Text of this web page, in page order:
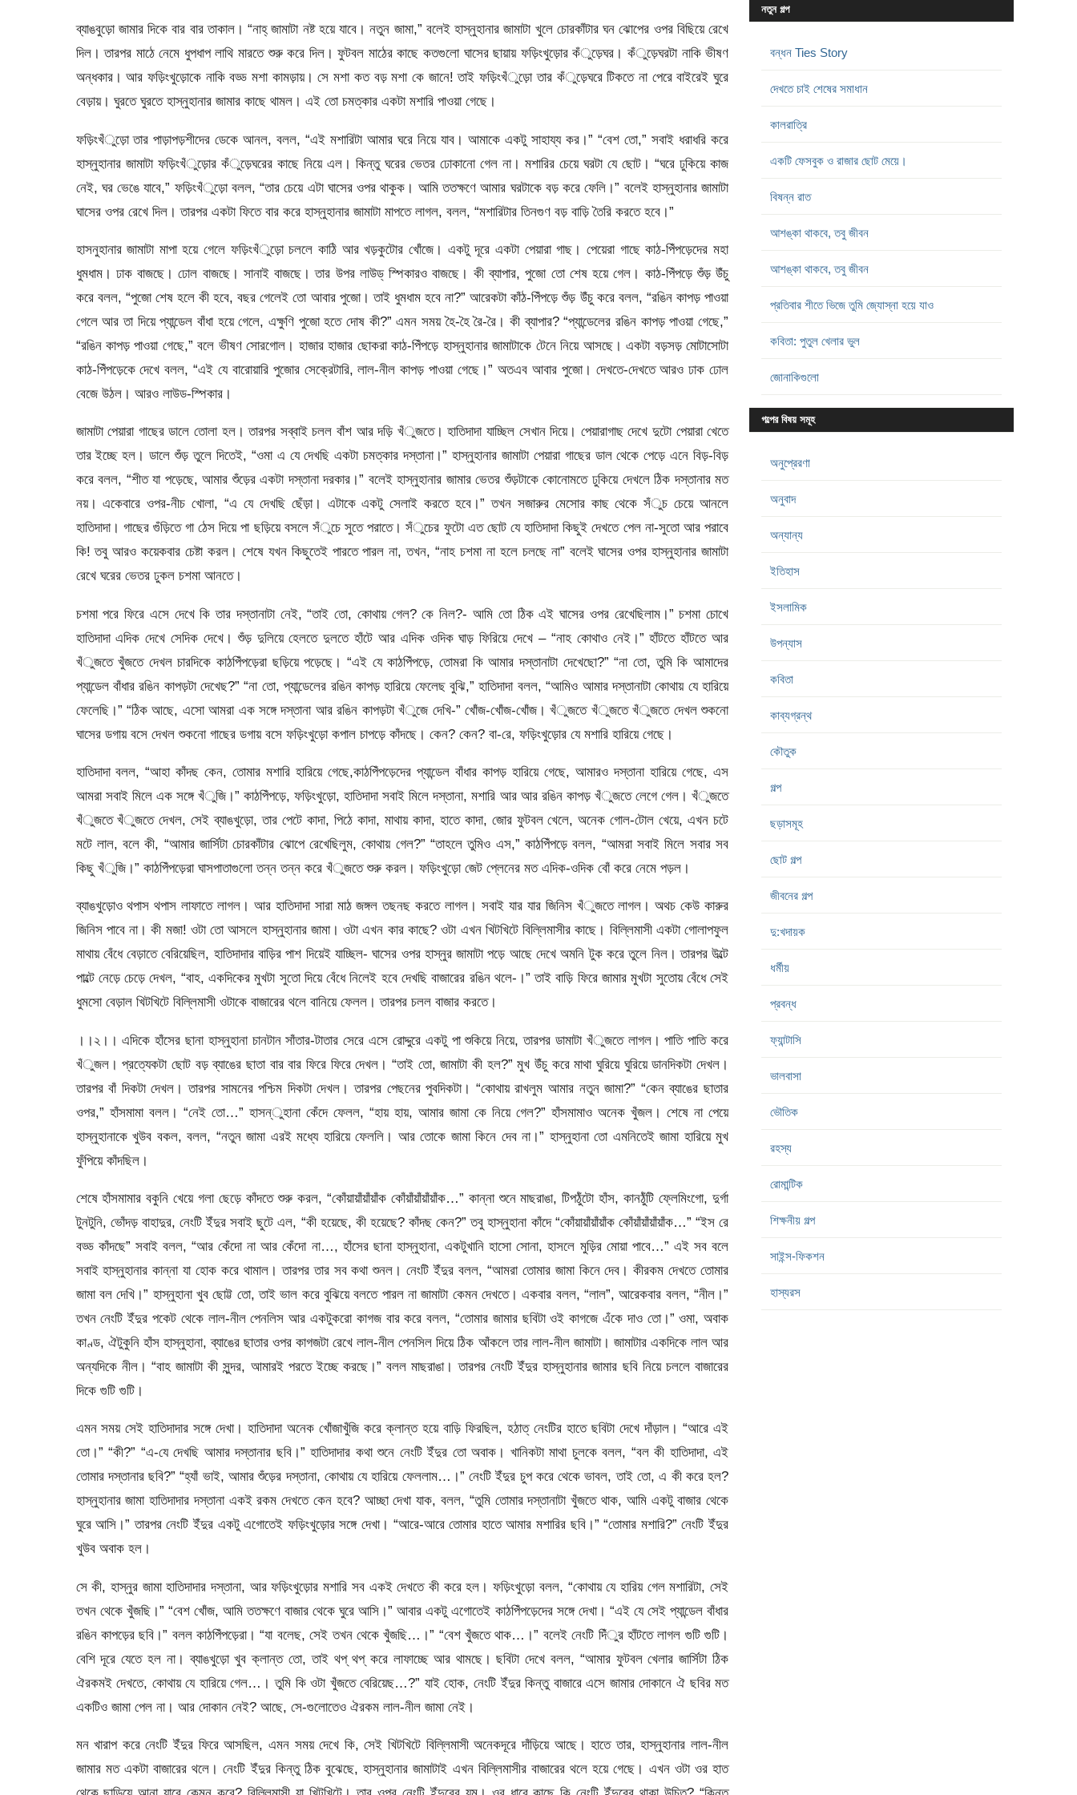
ব্যাঙবুড়ো জামার দিকে বার বার তাকাল। “নাহ্ জামাটা নষ্ট হয়ে যাবে। নতুন জামা,” বলেই হাস্নুহানার জামাটা খুলে চোরকাঁটার ঘন ঝোপের ওপর বিছিয়ে রেখে
দিল। তারপর মাঠে নেমে ধুপধাপ লাথি মারতে শুরু করে দিল। ফুটবল মাঠের কাছে কতগুলো ঘাসের ছায়ায় ফড়িংখুড়োর কঁুড়েঘর। কঁুড়েঘরটা নাকি ভীষণ
অন্ধকার। আর ফড়িংখুড়োকে নাকি বড্ড মশা কামড়ায়। সে মশা কত বড় মশা কে জানে! তাই ফড়িংখঁুড়ো তার কঁুড়েঘরে টিকতে না পেরে বাইরেই ঘুরে
বেড়ায়। ঘুরতে ঘুরতে হাস্নুহানার জামার কাছে থামল। এই তো চমত্‌কার একটা মশারি পাওয়া গেছে।
ফড়িংখঁুড়ো তার পাড়াপড়শীদের ডেকে আনল, বলল, “এই মশারিটা আমার ঘরে নিয়ে যাব। আমাকে একটু সাহায্য কর।” “বেশ তো,” সবাই ধরাধরি করে
হাস্নুহানার জামাটা ফড়িংখঁুড়োর কঁুড়েঘরের কাছে নিয়ে এল। কিন্তু ঘরের ভেতর ঢোকানো গেল না। মশারির চেয়ে ঘরটা যে ছোট। “ঘরে ঢুকিয়ে কাজ
নেই, ঘর ভেঙে যাবে,” ফড়িংখঁুড়ো বলল, “তার চেয়ে এটা ঘাসের ওপর থাকুক। আমি ততক্ষণে আমার ঘরটাকে বড় করে ফেলি।” বলেই হাস্নুহানার জামাটা
ঘাসের ওপর রেখে দিল। তারপর একটা ফিতে বার করে হাস্নুহানার জামাটা মাপতে লাগল, বলল, “মশারিটার তিনগুণ বড় বাড়ি তৈরি করতে হবে।”
হাসনুহানার জামাটা মাপা হয়ে গেলে ফড়িংখঁুড়ো চললে কাঠি আর খড়কুটোর খোঁজে। একটু দূরে একটা পেয়ারা গাছ। পেয়েরা গাছে কাঠ-পিঁপড়েদের মহা
ধুমধাম। ঢাক বাজছে। ঢোল বাজছে। সানাই বাজছে। তার উপর লাউড্ স্পিকারও বাজছে। কী ব্যাপার, পুজো তো শেষ হয়ে গেল। কাঠ-পিঁপড়ে শুঁড় উঁচু
করে বলল, “পুজো শেষ হলে কী হবে, বছর গেলেই তো আবার পুজো। তাই ধুমধাম হবে না?” আরেকটা কাঁঠ-পিঁপড়ে শুঁড় উঁচু করে বলল, “রঙিন কাপড় পাওয়া
গেলে আর তা দিয়ে প্যান্ডেল বাঁধা হয়ে গেলে, এক্ষুণি পুজো হতে দোষ কী?” এমন সময় হৈ-হৈ রৈ-রৈ। কী ব্যাপার? “প্যান্ডেলের রঙিন কাপড় পাওয়া গেছে,”
“রঙিন কাপড় পাওয়া গেছে,” বলে ভীষণ সোরগোল। হাজার হাজার ছোকরা কাঠ-পিঁপড়ে হাস্নুহানার জামাটাকে টেনে নিয়ে আসছে। একটা বড়সড় মোটাসোটা
কাঠ-পিঁপড়েকে দেখে বলল, “এই যে বারোয়ারি পুজোর সেক্রেটারি, লাল-নীল কাপড় পাওয়া গেছে।” অতএব আবার পুজো। দেখতে-দেখতে আরও ঢাক ঢোল
বেজে উঠল। আরও লাউড-স্পিকার।
জামাটা পেয়ারা গাছের ডালে তোলা হল। তারপর সব্বাই চলল বাঁশ আর দড়ি খঁুজতে। হাতিদাদা যাচ্ছিল সেখান দিয়ে। পেয়ারাগাছ দেখে দুটো পেয়ারা খেতে
তার ইচ্ছে হল। ডালে শুঁড় তুলে দিতেই, “ওমা এ যে দেখছি একটা চমত্‌কার দস্তানা।” হাস্নুহানার জামাটা পেয়ারা গাছের ডাল থেকে পেড়ে এনে বিড়-বিড়
করে বলল, “শীত যা পড়েছে, আমার শুঁড়ের একটা দস্তানা দরকার।” বলেই হাস্নুহানার জামার ভেতর শুঁড়টাকে কোনোমতে ঢুকিয়ে দেখলে ঠিক দস্তানার মত
নয়। একেবারে ওপর-নীচ খোলা, “এ যে দেখছি ছেঁড়া। এটাকে একটু সেলাই করতে হবে।” তখন সজারুর মেসোর কাছ থেকে সঁুচ চেয়ে আনলে
হাতিদাদা। গাছের গুঁড়িতে গা ঠেস দিয়ে পা ছড়িয়ে বসলে সঁুচে সুতে পরাতে। সঁুচের ফুটো এত ছোট যে হাতিদাদা কিছুই দেখতে পেল না-সুতো আর পরাবে
কি! তবু আরও কয়েকবার চেষ্টা করল। শেষে যখন কিছুতেই পারতে পারল না, তখন, “নাহ চশমা না হলে চলছে না” বলেই ঘাসের ওপর হাস্নুহানার জামাটা
রেখে ঘরের ভেতর ঢুকল চশমা আনতে।
চশমা পরে ফিরে এসে দেখে কি তার দস্তানাটা নেই, “তাই তো, কোথায় গেল? কে নিল?- আমি তো ঠিক এই ঘাসের ওপর রেখেছিলাম।” চশমা চোখে
হাতিদাদা এদিক দেখে সেদিক দেখে। শুঁড় দুলিয়ে হেলতে দুলতে হাঁটে আর এদিক ওদিক ঘাড় ফিরিয়ে দেখে – “নাহ কোথাও নেই।” হাঁটতে হাঁটতে আর
খঁুজতে খুঁজতে দেখল চারদিকে কাঠপিঁপড়েরা ছড়িয়ে পড়েছে। “এই যে কাঠপিঁপড়ে, তোমরা কি আমার দস্তানাটা দেখেছো?” “না তো, তুমি কি আমাদের
প্যান্ডেল বাঁধার রঙিন কাপড়টা দেখেছ?” “না তো, প্যান্ডেলের রঙিন কাপড় হারিয়ে ফেলেছ বুঝি,” হাতিদাদা বলল, “আমিও আমার দস্তানাটা কোথায় যে হারিয়ে
ফেলেছি।” “ঠিক আছে, এসো আমরা এক সঙ্গে দস্তানা আর রঙিন কাপড়টা খঁুজে দেখি-” খোঁজ-খোঁজ-খোঁজ। খঁুজতে খঁুজতে খঁুজতে দেখল শুকনো
ঘাসের ডগায় বসে দেখল শুকনো গাছের ডগায় বসে ফড়িংখুড়ো কপাল চাপড়ে কাঁদছে। কেন? কেন? বা-রে, ফড়িংখুড়োর যে মশারি হারিয়ে গেছে।
হাতিদাদা বলল, “আহা কাঁদছ কেন, তোমার মশারি হারিয়ে গেছে,কাঠপিঁপড়েদের প্যান্ডেল বাঁধার কাপড় হারিয়ে গেছে, আমারও দস্তানা হারিয়ে গেছে, এস
আমরা সবাই মিলে এক সঙ্গে খঁুজি।” কাঠপিঁপড়ে, ফড়িংখুড়ো, হাতিদাদা সবাই মিলে দস্তানা, মশারি আর আর রঙিন কাপড় খঁুজতে লেগে গেল। খঁুজতে
খঁুজতে খঁুজতে দেখল, সেই ব্যাঙখুড়ো, তার পেটে কাদা, পিঠে কাদা, মাথায় কাদা, হাতে কাদা, জোর ফুটবল খেলে, অনেক গোল-টোল খেয়ে, এখন চটে
মটে লাল, বলে কী, “আমার জার্সিটা চোরকাঁটার ঝোপে রেখেছিলুম, কোথায় গেল?” “তাহলে তুমিও এস,” কাঠপিঁপড়ে বলল, “আমরা সবাই মিলে সবার সব
কিছু খঁুজি।” কাঠপিঁপড়েরা ঘাসপাতাগুলো তন্ন তন্ন করে খঁুজতে শুরু করল। ফড়িংখুড়ো জেট প্লেনের মত এদিক-ওদিক বোঁ করে নেমে পড়ল।
ব্যাঙখুড়োও থপাস থপাস লাফাতে লাগল। আর হাতিদাদা সারা মাঠ জঙ্গল তছনছ করতে লাগল। সবাই যার যার জিনিস খঁুজতে লাগল। অথচ কেউ কারুর
জিনিস পাবে না। কী মজা! ওটা তো আসলে হাস্নুহানার জামা। ওটা এখন কার কাছে? ওটা এখন খিটখিটে বিল্লিমাসীর কাছে। বিল্লিমাসী একটা গোলাপফুল
মাথায় বেঁধে বেড়াতে বেরিয়েছিল, হাতিদাদার বাড়ির পাশ দিয়েই যাচ্ছিল- ঘাসের ওপর হাস্নুর জামাটা পড়ে আছে দেখে অমনি টুক করে তুলে নিল। তারপর উল্টে
পাল্টে নেড়ে চেড়ে দেখল, “বাহ, একদিকের মুখটা সুতো দিয়ে বেঁধে নিলেই হবে দেখছি বাজারের রঙিন থলে-।” তাই বাড়ি ফিরে জামার মুখটা সুতোয় বেঁধে সেই
ধুমসো বেড়াল খিটখিটে বিল্লিমাসী ওটাকে বাজারের থলে বানিয়ে ফেলল। তারপর চলল বাজার করতে।
।।২।। এদিকে হাঁসের ছানা হাস্নুহানা চানটান সাঁতার-টাতার সেরে এসে রোদ্দুরে একটু পা শুকিয়ে নিয়ে, তারপর ডামাটা খঁুজতে লাগল। পাতি পাতি করে
খঁুজল। প্রত্যেকটা ছোট বড় ব্যাঙের ছাতা বার বার ফিরে ফিরে দেখল। “তাই তো, জামাটা কী হল?” মুখ উঁচু করে মাথা ঘুরিয়ে ঘুরিয়ে ডানদিকটা দেখল।
তারপর বাঁ দিকটা দেখল। তারপর সামনের পশ্চিম দিকটা দেখল। তারপর পেছনের পুবদিকটা। “কোথায় রাখলুম আমার নতুন জামা?” “কেন ব্যাঙের ছাতার
ওপর,” হাঁসমামা বলল। “নেই তো…” হাসন্ুহানা কেঁদে ফেলল, “হায় হায়, আমার জামা কে নিয়ে গেল?” হাঁসমামাও অনেক খুঁজল। শেষে না পেয়ে
হাস্নুহানাকে খুউব বকল, বলল, “নতুন জামা এরই মধ্যে হারিয়ে ফেললি। আর তোকে জামা কিনে দেব না।” হাস্নুহানা তো এমনিতেই জামা হারিয়ে মুখ
ফুঁপিয়ে কাঁদছিল।
শেষে হাঁসমামার বকুনি খেয়ে গলা ছেড়ে কাঁদতে শুরু করল, “কোঁয়ায়াঁয়াঁয়াঁক কোঁয়াঁয়াঁয়াঁয়াঁক…” কান্না শুনে মাছরাঙা, টিপঠুঁটো হাঁস, কানঠুঁটি ফ্লেমিংগো, দুর্গা
টুনটুনি, ভোঁদড় বাহাদুর, নেংটি ইঁদুর সবাই ছুটে এল, “কী হয়েছে, কী হয়েছে? কাঁদছ কেন?” তবু হাস্নুহানা কাঁদে “কোঁয়ায়াঁয়াঁয়াঁক কোঁয়াঁয়াঁয়াঁয়াঁক…” “ইস রে
বড্ড কাঁদছে” সবাই বলল, “আর কেঁদো না আর কেঁদো না…, হাঁসের ছানা হাস্নুহানা, একটুখানি হাসো সোনা, হাসলে মুড়ির মোয়া পাবে…” এই সব বলে
সবাই হাস্নুহানার কান্না যা হোক করে থামাল। তারপর তার সব কথা শুনল। নেংটি ইঁদুর বলল, “আমরা তোমার জামা কিনে দেব। কীরকম দেখতে তোমার
জামা বল দেখি।” হাস্নুহানা খুব ছোট্ট তো, তাই ভাল করে বুঝিয়ে বলতে পারল না জামাটা কেমন দেখতে। একবার বলল, “লাল”, আরেকবার বলল, “নীল।”
তখন নেংটি ইঁদুর পকেট থেকে লাল-নীল পেনলিস আর একটুকরো কাগজ বার করে বলল, “তোমার জামার ছবিটা ওই কাগজে এঁকে দাও তো।” ওমা, অবাক
কাণ্ড, ঐটুকুনি হাঁস হাস্নুহানা, ব্যাঙের ছাতার ওপর কাগজটা রেখে লাল-নীল পেনসিল দিয়ে ঠিক আঁকলে তার লাল-নীল জামাটা। জামাটার একদিকে লাল আর
অন্যদিকে নীল। “বাহ জামাটা কী সুন্দর, আমারই পরতে ইচ্ছে করছে।” বলল মাছরাঙা। তারপর নেংটি ইঁদুর হাস্নুহানার জামার ছবি নিয়ে চললে বাজারের
দিকে গুটি গুটি।
এমন সময় সেই হাতিদাদার সঙ্গে দেখা। হাতিদাদা অনেক খোঁজাখুঁজি করে ক্লান্ত হয়ে বাড়ি ফিরছিল, হঠাত্ নেংটির হাতে ছবিটা দেখে দাঁড়াল। “আরে এই
তো।” “কী?” “এ-যে দেখছি আমার দস্তানার ছবি।” হাতিদাদার কথা শুনে নেংটি ইঁদুর তো অবাক। খানিকটা মাথা চুলকে বলল, “বল কী হাতিদাদা, এই
তোমার দস্তানার ছবি?” “হ্যাঁ ভাই, আমার শুঁড়ের দস্তানা, কোথায় যে হারিয়ে ফেললাম…।” নেংটি ইঁদুর চুপ করে থেকে ভাবল, তাই তো, এ কী করে হল?
হাস্নুহানার জামা হাতিদাদার দস্তানা একই রকম দেখতে কেন হবে? আচ্ছা দেখা যাক, বলল, “তুমি তোমার দস্তানাটা খুঁজতে থাক, আমি একটু বাজার থেকে
ঘুরে আসি।” তারপর নেংটি ইঁদুর একটু এগোতেই ফড়িংখুড়োর সঙ্গে দেখা। “আরে-আরে তোমার হাতে আমার মশারির ছবি।” “তোমার মশারি?” নেংটি ইঁদুর
খুউব অবাক হল।
সে কী, হাস্নুর জামা হাতিদাদার দস্তানা, আর ফড়িংখুড়োর মশারি সব একই দেখতে কী করে হল। ফড়িংখুড়ো বলল, “কোথায় যে হারিয় গেল মশারিটা, সেই
তখন থেকে খুঁজছি।” “বেশ খোঁজ, আমি ততক্ষণে বাজার থেকে ঘুরে আসি।” আবার একটু এগোতেই কাঠপিঁপড়েদের সঙ্গে দেখা। “এই যে সেই প্যান্ডেল বাঁধার
রঙিন কাপড়ের ছবি।” বলল কাঠপিঁপড়েরা। “যা বলেছ, সেই তখন থেকে খুঁজছি…।” “বেশ খুঁজতে থাক…।” বলেই নেংটি দিঁুর হাঁটতে লাগল গুটি গুটি।
বেশি দূরে যেতে হল না। ব্যাঙখুড়ো খুব ক্লান্ত তো, তাই থপ্ থপ্ করে লাফাচ্ছে আর থামছে। ছবিটা দেখে বলল, “আমার ফুটবল খেলার জার্সিটা ঠিক
ঐরকমই দেখতে, কোথায় যে হারিয়ে গেল…। তুমি কি ওটা খুঁজতে বেরিয়েছ…?” যাই হোক, নেংটি ইঁদুর কিন্তু বাজারে এসে জামার দোকানে ঐ ছবির মত
একটিও জামা পেল না। আর দোকান নেই? আছে, সে-গুলোতেও ঐরকম লাল-নীল জামা নেই।
মন খারাপ করে নেংটি ইঁদুর ফিরে আসছিল, এমন সময় দেখে কি, সেই খিটখিটে বিল্লিমাসী অনেকদূরে দাঁড়িয়ে আছে। হাতে তার, হাস্নুহানার লাল-নীল
জামার মত একটা বাজারের থলে। নেংটি ইঁদুর কিন্তু ঠিক বুঝেছে, হাস্নুহানার জামাটাই এখন বিল্লিমাসীর বাজারের থলে হয়ে গেছে। এখন ওটা ওর হাত
নতুন গল্প
বন্ধন Ties Story
দেখতে চাই শেষের সমাধান
কালরাত্রি
একটি ফেসবুক ও রাজার ছোট মেয়ে।
বিষন্ন রাত
আশঙ্কা থাকবে, তবু জীবন
আশঙ্কা থাকবে, তবু জীবন
প্রতিবার শীতে ভিজে তুমি জ্যোস্না হয়ে যাও
কবিতা: পুতুল খেলার ভুল
জোনাকিগুলো
গল্পের বিষয় সমূহ
অনুপ্রেরণা
অনুবাদ
অন্যান্য
ইতিহাস
ইসলামিক
উপন্যাস
কবিতা
কাব্যগ্রন্থ
কৌতুক
গল্প
ছড়াসমূহ
ছোট গল্প
জীবনের গল্প
দু:খদায়ক
ধর্মীয়
প্রবন্ধ
ফ্যান্টাসি
ভালবাসা
ভৌতিক
রহস্য
রোমান্টিক
শিক্ষনীয় গল্প
সাইন্স-ফিকশন
হাস্যরস